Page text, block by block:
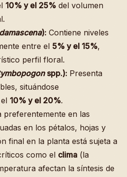
10% y el 25% del volumen
): Contiene niveles
entre el 5% y el 15%,
perfil floral.
spp.): Presenta
situándose
10% y el 20%.
preferentemente en las
en los pétalos, hojas y
final en la planta está sujeta a
como el clima (la
afectan la síntesis de